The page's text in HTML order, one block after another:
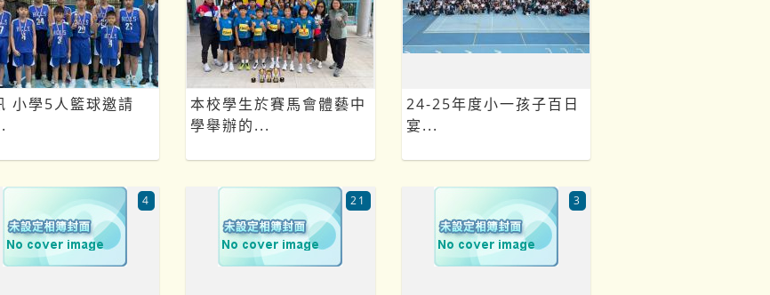
小學5人籃球邀請
本校學生於賽馬會體藝中
學舉辦的...
24-25年度小一孩子百日
宴...
4 21 3